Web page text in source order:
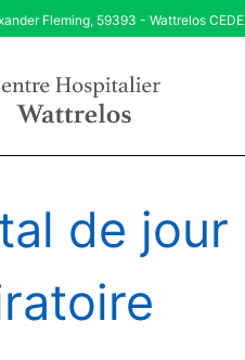
Fleming, 59393 - Wattrelos
de